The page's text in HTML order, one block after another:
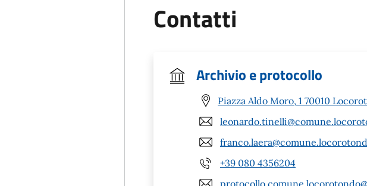
Contatti
Archivio e protocollo
Piazza Aldo Moro, 1 70010
+39 080 4356204